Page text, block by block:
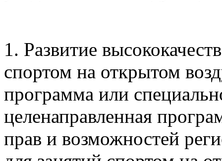
1. Развитие
спортом на открытом
программа или
целенаправленная
прав и возможностей